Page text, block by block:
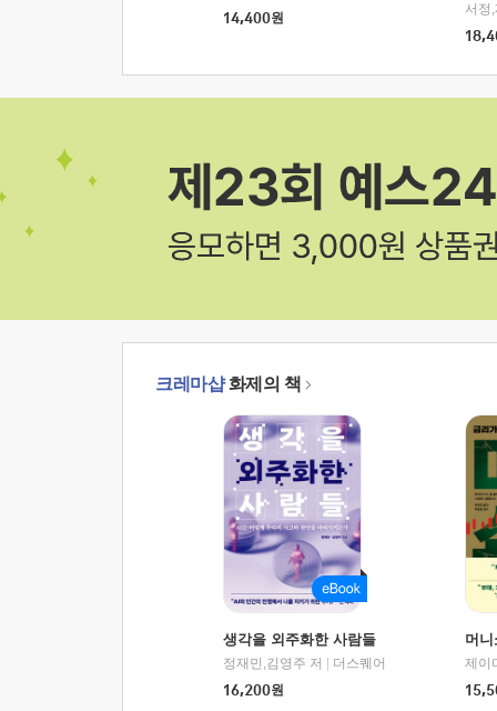
14,400원
크레마샵화제의 책
생각을 외주화한 사람들
정재민,김영주 저
더스퀘어
16,200원
머